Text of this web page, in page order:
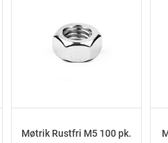
Møtrik Rustfri M5 100 pk.